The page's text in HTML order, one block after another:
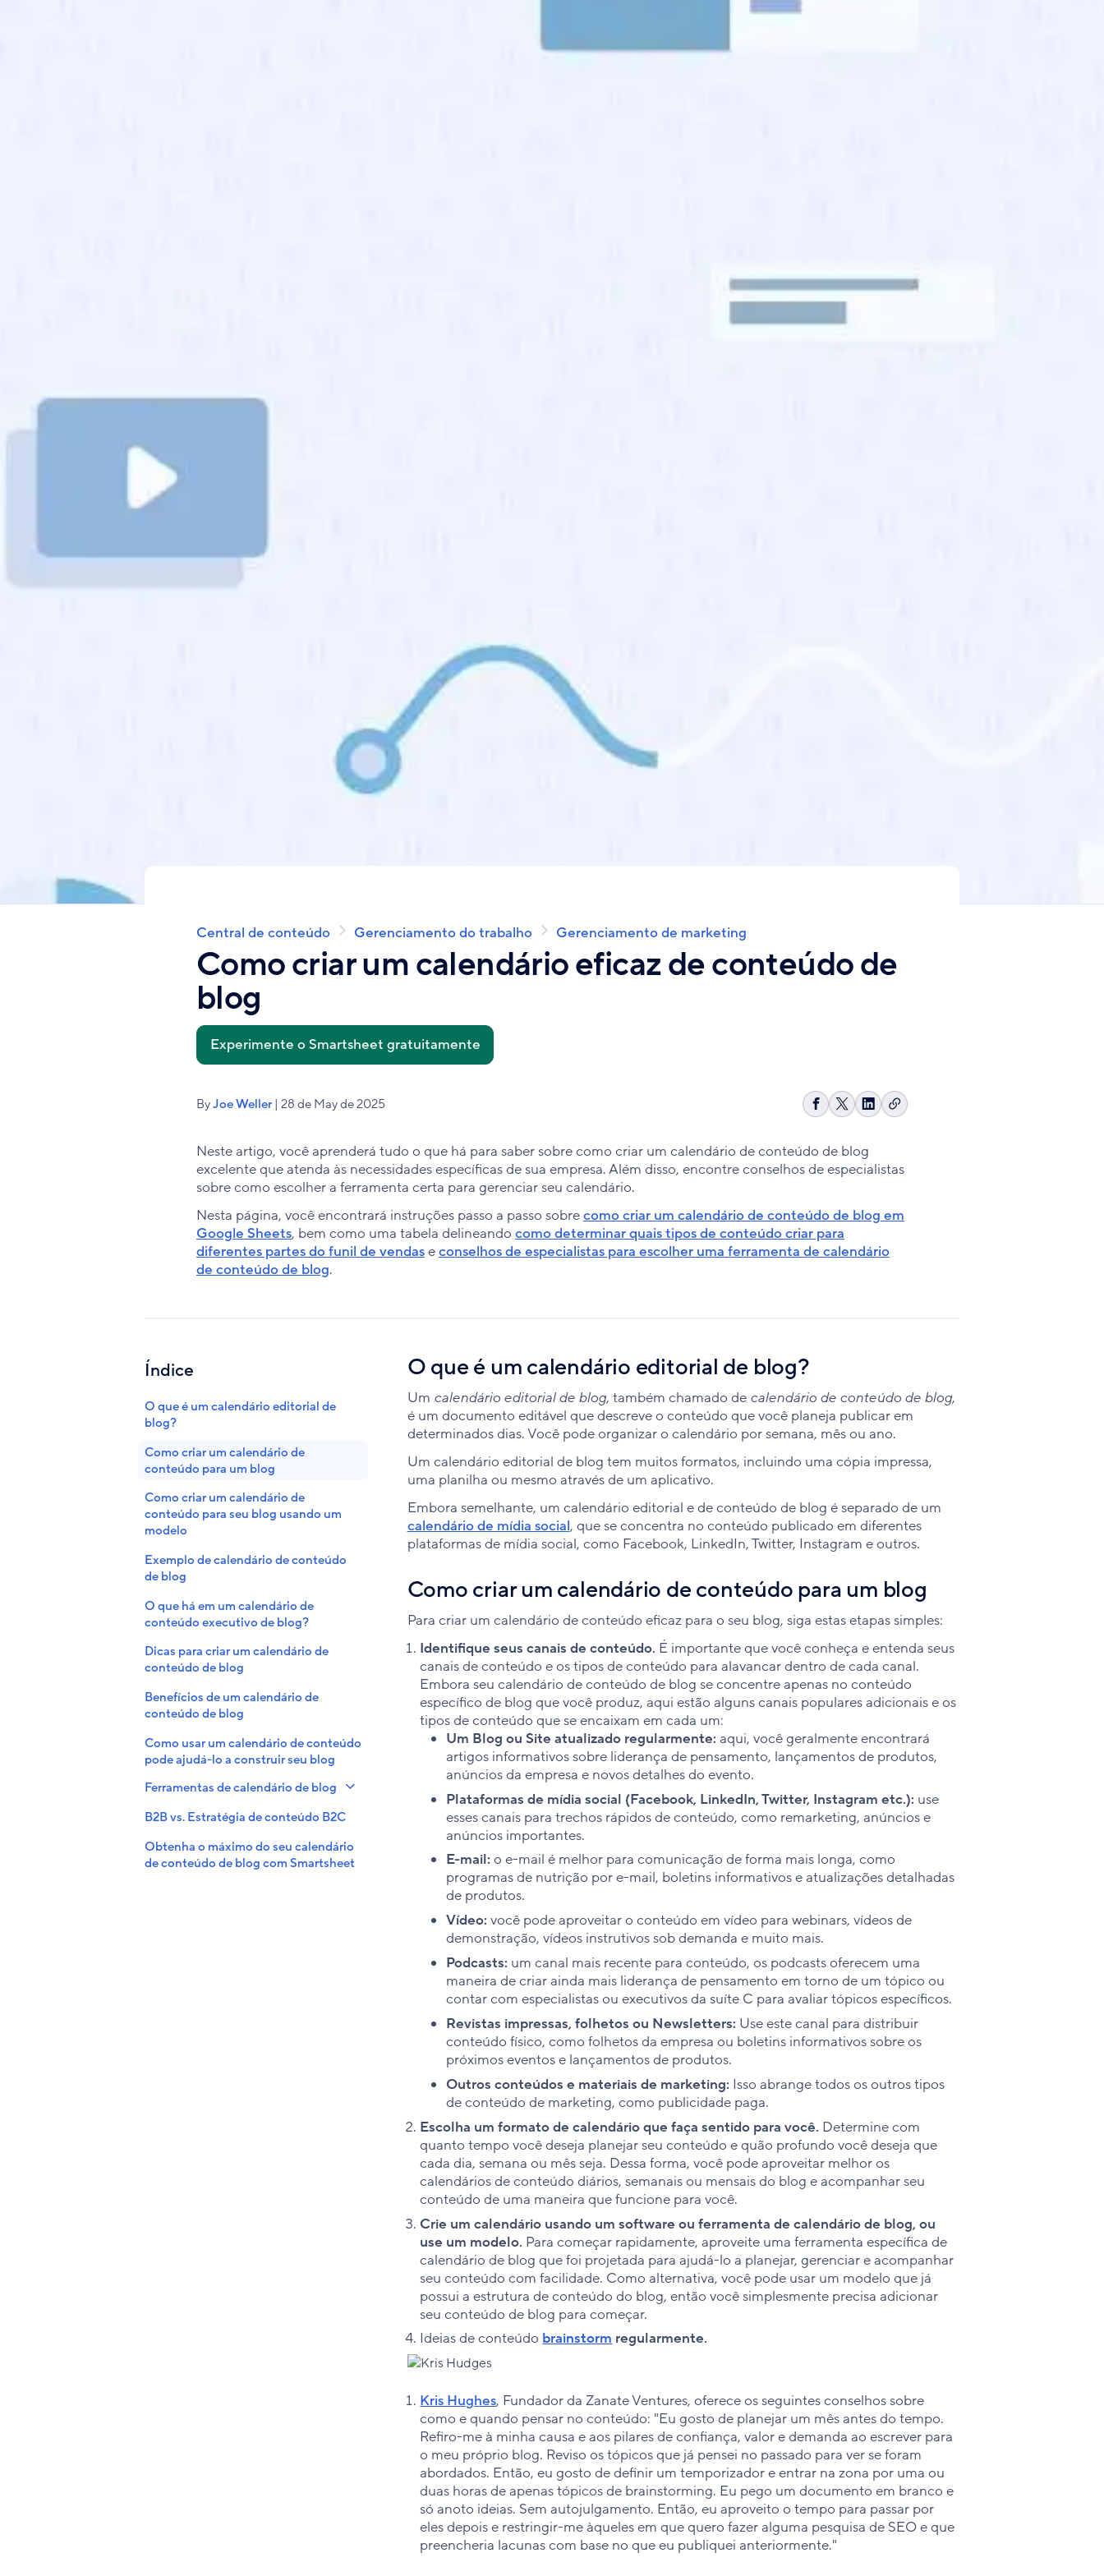
Breadcrumb
Central de conteúdo Gerenciamento do trabalho Gerenciamento de marketing
Como criar um calendário eficaz de conteúdo de
blog
Experimente o Smartsheet gratuitamente
ByJoe Weller| 28 de May de 2025
Compartilhar
Facebook
Share
X
Compartilhar
LinkedIn
Copiar
Neste artigo, você aprenderá tudo o que há para saber sobre como criar um calendário de conteúdo de blog
excelente que atenda às necessidades específicas de sua empresa. Além disso, encontre conselhos de especialistas
sobre como escolher a ferramenta certa para gerenciar seu calendário.
Nesta página, você encontrará instruções passo a passo sobrecomo criar um calendário de conteúdo de blog em
Google Sheets, bem como uma tabela delineando como determinar quais tipos de conteúdo criar para
diferentes partes do funil de vendaseconselhos de especialistas para escolher uma ferramenta de calendário
de conteúdo de blog.
Índice
O que é um calendário editorial de
blog?
Como criar um calendário de
conteúdo para um blog
Como criar um calendário de
conteúdo para seu blog usando um
modelo
Exemplo de calendário de conteúdo
de blog
O que há em um calendário de
conteúdo executivo de blog?
Dicas para criar um calendário de
conteúdo de blog
Benefícios de um calendário de
conteúdo de blog
Como usar um calendário de conteúdo
pode ajudá-lo a construir seu blog
Ferramentas de calendário de blog
B2B vs. Estratégia de conteúdo B2C
Obtenha o máximo do seu calendário
de conteúdo de blog com Smartsheet
O que é um calendário editorial de blog?
Um calendário editorial de blog, também chamado de calendário de conteúdo de blog,
é um documento editável que descreve o conteúdo que você planeja publicar em
determinados dias. Você pode organizar o calendário por semana, mês ou ano.
Um calendário editorial de blog tem muitos formatos, incluindo uma cópia impressa,
uma planilha ou mesmo através de um aplicativo.
Embora semelhante, um calendário editorial e de conteúdo de blog é separado de um
calendário de mídia social, que se concentra no conteúdo publicado em diferentes
plataformas de mídia social, como Facebook, LinkedIn, Twitter, Instagram e outros.
Como criar um calendário de conteúdo para um blog
Para criar um calendário de conteúdo eficaz para o seu blog, siga estas etapas simples:
Identifique seus canais de conteúdo. É importante que você conheça e entenda seus
canais de conteúdo e os tipos de conteúdo para alavancar dentro de cada canal.
Embora seu calendário de conteúdo de blog se concentre apenas no conteúdo
específico de blog que você produz, aqui estão alguns canais populares adicionais e os
tipos de conteúdo que se encaixam em cada um:
Um Blog ou Site atualizado regularmente: aqui, você geralmente encontrará
artigos informativos sobre liderança de pensamento, lançamentos de produtos,
anúncios da empresa e novos detalhes do evento.
Plataformas de mídia social (Facebook, LinkedIn, Twitter, Instagram etc.): use
esses canais para trechos rápidos de conteúdo, como remarketing, anúncios e
anúncios importantes.
E-mail: o e-mail é melhor para comunicação de forma mais longa, como
programas de nutrição por e-mail, boletins informativos e atualizações detalhadas
de produtos.
Vídeo: você pode aproveitar o conteúdo em vídeo para webinars, vídeos de
demonstração, vídeos instrutivos sob demanda e muito mais.
Podcasts: um canal mais recente para conteúdo, os podcasts oferecem uma
maneira de criar ainda mais liderança de pensamento em torno de um tópico ou
contar com especialistas ou executivos da suíte C para avaliar tópicos específicos.
Revistas impressas, folhetos ou Newsletters: Use este canal para distribuir
conteúdo físico, como folhetos da empresa ou boletins informativos sobre os
próximos eventos e lançamentos de produtos.
Outros conteúdos e materiais de marketing: Isso abrange todos os outros tipos
de conteúdo de marketing, como publicidade paga.
Escolha um formato de calendário que faça sentido para você. Determine com
quanto tempo você deseja planejar seu conteúdo e quão profundo você deseja que
cada dia, semana ou mês seja. Dessa forma, você pode aproveitar melhor os
calendários de conteúdo diários, semanais ou mensais do blog e acompanhar seu
conteúdo de uma maneira que funcione para você.
Crie um calendário usando um software ou ferramenta de calendário de blog, ou
use um modelo. Para começar rapidamente, aproveite uma ferramenta específica de
calendário de blog que foi projetada para ajudá-lo a planejar, gerenciar e acompanhar
seu conteúdo com facilidade. Como alternativa, você pode usar um modelo que já
possui a estrutura de conteúdo do blog, então você simplesmente precisa adicionar
seu conteúdo de blog para começar.
Ideias de conteúdo brainstorm regularmente.
Kris Hughes, Fundador da Zanate Ventures, oferece os seguintes conselhos sobre
como e quando pensar no conteúdo: "Eu gosto de planejar um mês antes do tempo.
Refiro-me à minha causa e aos pilares de confiança, valor e demanda ao escrever para
o meu próprio blog. Reviso os tópicos que já pensei no passado para ver se foram
abordados. Então, eu gosto de definir um temporizador e entrar na zona por uma ou
duas horas de apenas tópicos de brainstorming. Eu pego um documento em branco e
só anoto ideias. Sem autojulgamento. Então, eu aproveito o tempo para passar por
eles depois e restringir-me àqueles em que quero fazer alguma pesquisa de SEO e que
preencheria lacunas com base no que eu publiquei anteriormente."